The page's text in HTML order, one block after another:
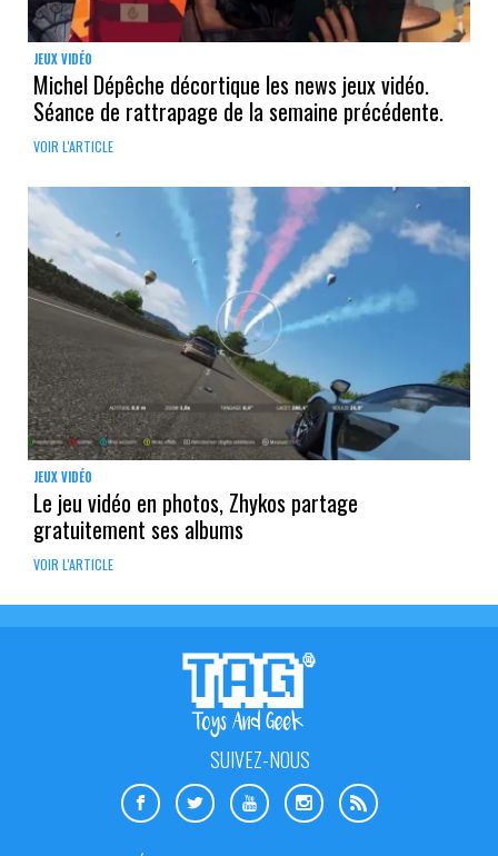
JEUX VIDÉO
Michel Dépêche décortique les news jeux vidéo.
Séance de rattrapage de la semaine précédente.
VOIR L'ARTICLE
JEUX VIDÉO
Le jeu vidéo en photos, Zhykos partage
gratuitement ses albums
VOIR L'ARTICLE
SUIVEZ-NOUS